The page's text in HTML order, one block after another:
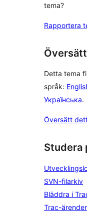
tema?
Rapportera
Detta tema
språk:
Українська.
Översätt
Studera
SVN-filarkiv
Bläddra i
Trac-